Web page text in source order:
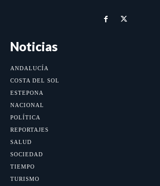
Noticias
ANDALUCÍA
COSTA DEL SOL
ESTEPONA
NACIONAL
POLÍTICA
REPORTAJES
SALUD
SOCIEDAD
TIEMPO
TURISMO